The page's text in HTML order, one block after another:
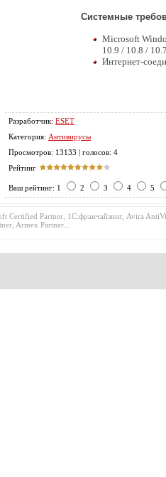
Системные
Microsoft
10.9 / 10.8 /
Интернет-
Разработчик: ESET
Категория: Антивирусы
Просмотров: 13133 | голосов: 4
Рейтинг
Ваш рейтинг: 1 2 3 4 5
Certified Partner, 1С:франчайзинг, Avira
Armex Partner...